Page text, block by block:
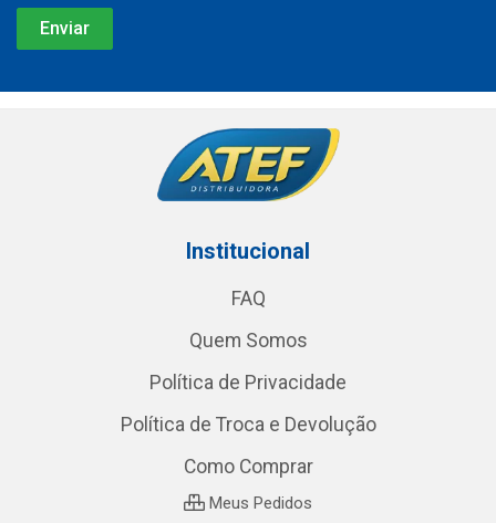
Institucional
FAQ
Quem Somos
Política de Privacidade
Política de Troca e Devolução
Como Comprar
Meus Pedidos